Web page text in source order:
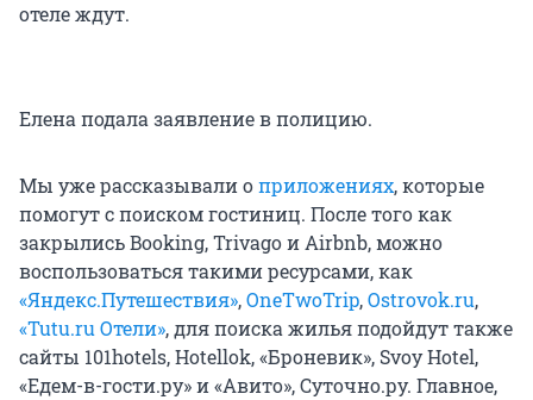
отеле ждут.
Елена подала заявление в полицию.
Мы уже рассказывали оприложениях, которые
помогут с поиском гостиниц. После того как
закрылись Booking, Trivago и Airbnb, можно
воспользоваться такими ресурсами, как
«Яндекс.Путешествия»,OneTwoTrip,Ostrovok.ru,
«Tutu.ru Отели», для поиска жилья подойдут также
сайты 101hotels, Hotellok, «Броневик», Svoy Hotel,
«Едем-в-гости.ру» и «Авито», Суточно.ру. Главное,